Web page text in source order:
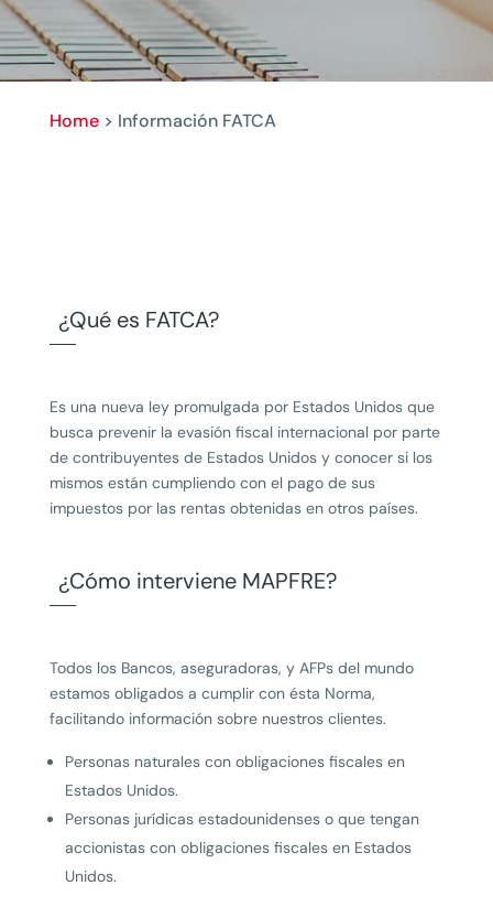
Home> Información FATCA
¿Qué es FATCA?
Es una nueva ley promulgada por Estados Unidos que
busca prevenir la evasión fiscal internacional por parte
de contribuyentes de Estados Unidos y conocer si los
mismos están cumpliendo con el pago de sus
impuestos por las rentas obtenidas en otros países.
¿Cómo interviene MAPFRE?
Todos los Bancos, aseguradoras, y AFPs del mundo
estamos obligados a cumplir con ésta Norma,
facilitando información sobre nuestros clientes.
Personas naturales con obligaciones fiscales en
Estados Unidos.
Personas jurídicas estadounidenses o que tengan
accionistas con obligaciones fiscales en Estados
Unidos.